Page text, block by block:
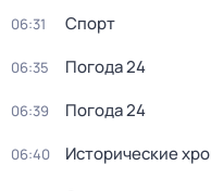
06:31 Спорт
06:35 Погода 24
06:39 Погода 24
06:40 Исторические